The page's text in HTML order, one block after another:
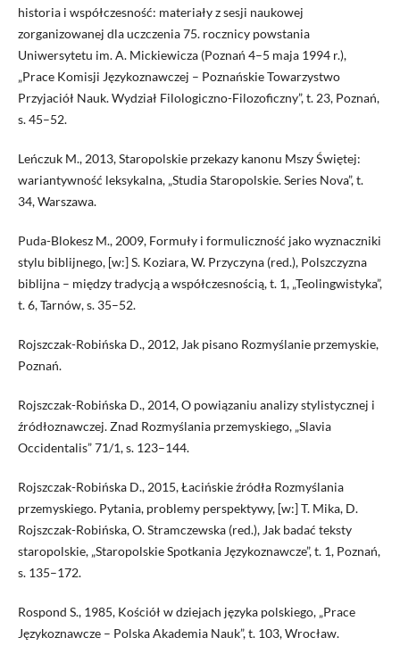
historia i współczesność: materiały z sesji naukowej
zorganizowanej dla uczczenia 75. rocznicy powstania
Uniwersytetu im. A. Mickiewicza (Poznań 4–5 maja 1994 r.),
„Prace Komisji Językoznawczej – Poznańskie Towarzystwo
Przyjaciół Nauk. Wydział Filologiczno-Filozoficzny”, t. 23, Poznań,
s. 45–52.
Leńczuk M., 2013, Staropolskie przekazy kanonu Mszy Świętej:
wariantywność leksykalna, „Studia Staropolskie. Series Nova”, t.
34, Warszawa.
Puda-Blokesz M., 2009, Formuły i formuliczność jako wyznaczniki
stylu biblijnego, [w:] S. Koziara, W. Przyczyna (red.), Polszczyzna
biblijna – między tradycją a współczesnością, t. 1, „Teolingwistyka”,
t. 6, Tarnów, s. 35–52.
Rojszczak-Robińska D., 2012, Jak pisano Rozmyślanie przemyskie,
Poznań.
Rojszczak-Robińska D., 2014, O powiązaniu analizy stylistycznej i
źródłoznawczej. Znad Rozmyślania przemyskiego, „Slavia
Occidentalis” 71/1, s. 123–144.
Rojszczak-Robińska D., 2015, Łacińskie źródła Rozmyślania
przemyskiego. Pytania, problemy perspektywy, [w:] T. Mika, D.
Rojszczak-Robińska, O. Stramczewska (red.), Jak badać teksty
staropolskie, „Staropolskie Spotkania Językoznawcze”, t. 1, Poznań,
s. 135–172.
Rospond S., 1985, Kościół w dziejach języka polskiego, „Prace
Językoznawcze – Polska Akademia Nauk”, t. 103, Wrocław.